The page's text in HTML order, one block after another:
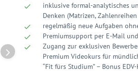
inklusive formal-analytisches
Denken (Matrizen, Zahlenreihen
regelmäßig neue Aufgaben
Premiumsupport per E-Mail
Zugang zur exklusiven
Premium Videokurs für
“Fit fürs Studium” – Bonus